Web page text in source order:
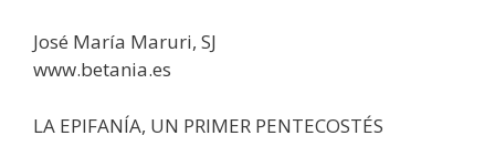
José María Maruri, SJ
www.betania.es
LA EPIFANÍA, UN PRIMER PENTECOSTÉS